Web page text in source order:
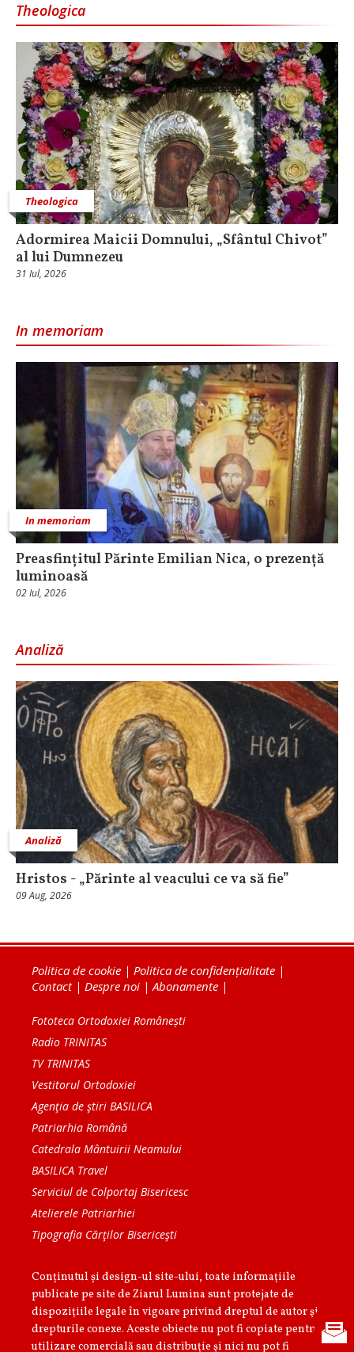
Theologica
Theologica
Adormirea Maicii Domnului, „Sfântul Chivot”
al lui Dumnezeu
31 Iul, 2026
In memoriam
In memoriam
Preasfințitul Părinte Emilian Nica, o prezență
luminoasă
02 Iul, 2026
Analiză
Analiză
Hristos - „Părinte al veacului ce va să fie”
09 Aug, 2026
Politica de cookie | Politica de confidențialitate |
Contact| Despre noi | Abonamente |
Fototeca Ortodoxiei Românești
Radio TRINITAS
TV TRINITAS
Vestitorul Ortodoxiei
Agenţia de ştiri BASILICA
Patriarhia Română
Catedrala Mântuirii Neamului
BASILICA Travel
Serviciul de Colportaj Bisericesc
Atelierele Patriarhiei
Tipografia Cărţilor Bisericeşti
Conținutul și design-ul site-ului, toate informaţiile
publicate pe site de Ziarul Lumina sunt protejate de
dispoziţiile legale în vigoare privind dreptul de autor şi
drepturile conexe. Aceste obiecte nu pot fi copiate pentru
utilizare comercială sau distribuţie şi nici nu pot fi